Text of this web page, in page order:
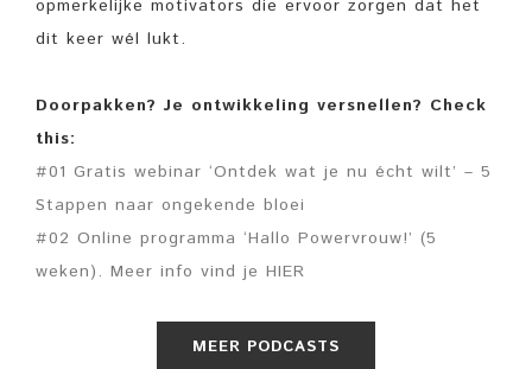
opmerkelijke motivators die ervoor zorgen dat het
dit keer wél lukt.
Doorpakken? Je ontwikkeling versnellen? Check
this:
#01 Gratis webinar ‘Ontdek wat je nu écht wilt’ – 5
Stappen naar ongekende bloei
#02 Online programma ‘Hallo Powervrouw!’ (5
weken). Meer info vind je HIER
MEER PODCASTS